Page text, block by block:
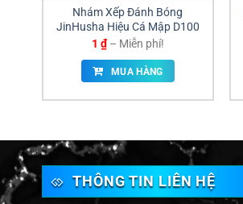
Nhám Xếp Đánh Bóng
JinHusha Hiệu Cá Mập D100
1 ₫ – Miễn phí!Khoảng
từ
1 ₫
Miễn
MUA HÀNG
THÔNG TIN LIÊN HỆ